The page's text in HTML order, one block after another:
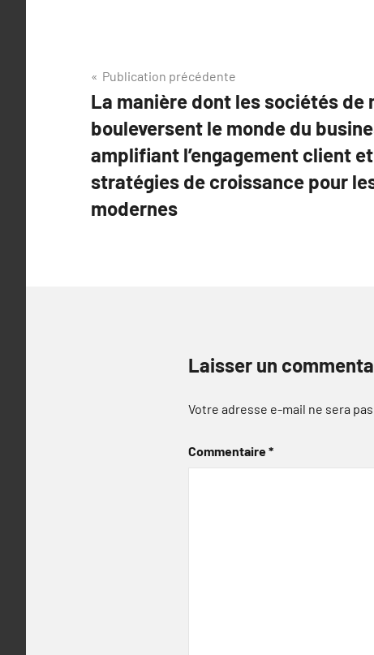
Navigation
de
l’article
Publication précédente
La manière dont les sociétés
bouleversent le monde du
amplifiant l’engagement client
stratégies de croissance pour
modernes
Laisser un
Votre adresse e-mail ne sera
Commentaire*